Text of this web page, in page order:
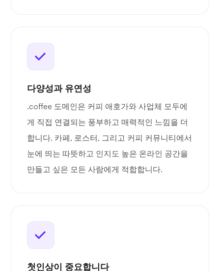
다양성과 유연성
.coffee 도메인은 커피 애호가와 사업체 모두에
게 직접 연결되는 풍부하고 매력적인 느낌을 더
합니다. 카페, 로스터, 그리고 커피 커뮤니티에서
눈에 띄는 따뜻하고 인지도 높은 온라인 공간을
만들고 싶은 모든 사람에게 적합합니다.
첫인상이 중요합니다